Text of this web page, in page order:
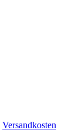
Versandkosten